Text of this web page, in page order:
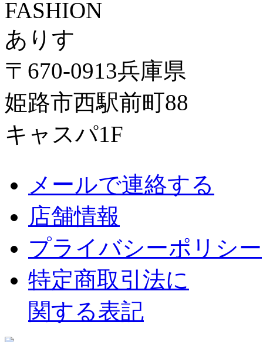
〒670-0913兵庫県
姫路市西駅前町88
キャスパ1F
メールで連絡する
店舗情報
プライバシーポリシー
特定商取引法に
関する表記